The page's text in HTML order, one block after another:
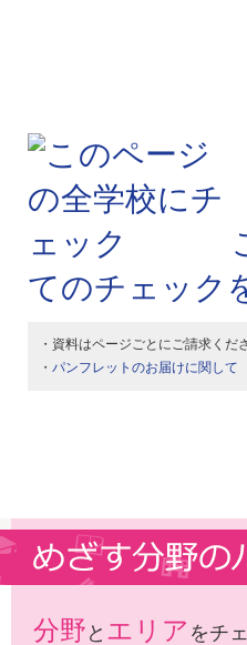
てのチェック
・資料はページごとにご請求くだ
・ パンフレットのお届けに関して
分野 と エリア をチ